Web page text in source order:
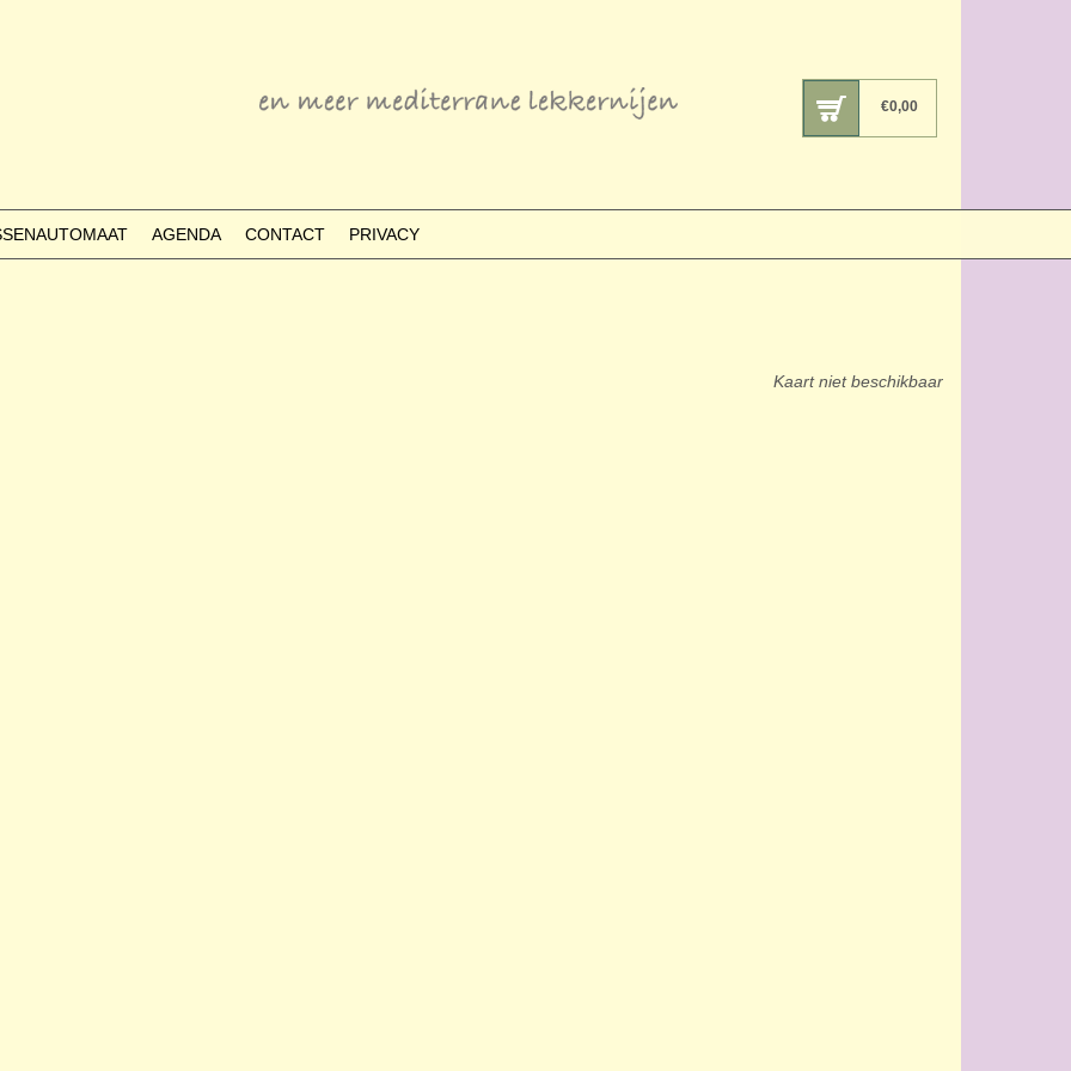
€0,00
AGENDA CONTACT PRIVACY
Kaart niet beschikbaar